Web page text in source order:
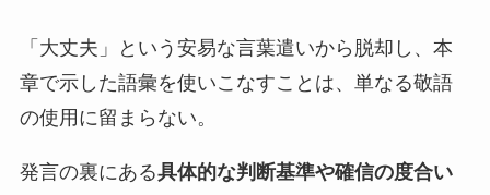
「大丈夫」という安易な言葉遣いから脱却し、本
章で示した語彙を使いこなすことは、単なる敬語
の使用に留まらない。
発言の裏にある具体的な判断基準や確信の度合い